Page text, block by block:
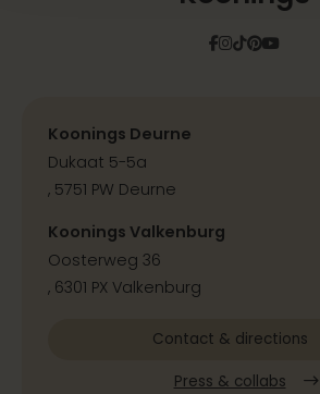
Facebook
Instagram
Tiktok
Pinterest
YouTube
Koonings Deurne
Dukaat 5-5a
, 5751 PW Deurne
Koonings Valkenburg
Oosterweg 36
, 6301 PX Valkenburg
Contact & directions
Press & collabs